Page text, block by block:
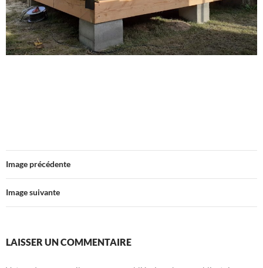
Image précédente
Image suivante
LAISSER UN COMMENTAIRE